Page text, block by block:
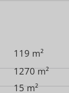
119 m²
1270 m²
15 m²